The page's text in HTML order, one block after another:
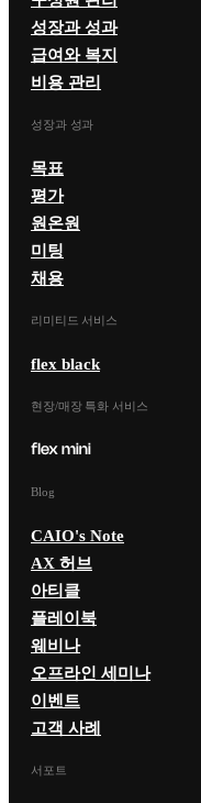
성장과 성과
급여와 복지
비용 관리
성장과 성과
목표
평가
원온원
미팅
채용
리미티드 서비스
flex black
현장/매장 특화 서비스
Blog
CAIO's Note
AX 허브
아티클
플레이북
웨비나
오프라인 세미나
이벤트
고객 사례
서포트